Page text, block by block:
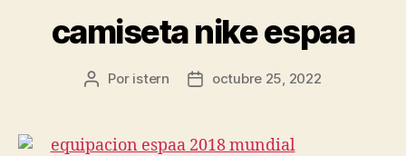
camiseta nike espaa
Autor
entrada
Por istern
Fecha
entrada
octubre 25, 2022